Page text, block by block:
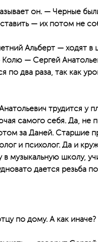
он. — Черные
— их потом не
Альберт — ходят
— Сергей
по два раза, так как
трудится у
самого себя. Да, не
за Даней. Старшие
и психолог. Да и
в музыкальную школу,
дается резьба
по дому. А как иначе?